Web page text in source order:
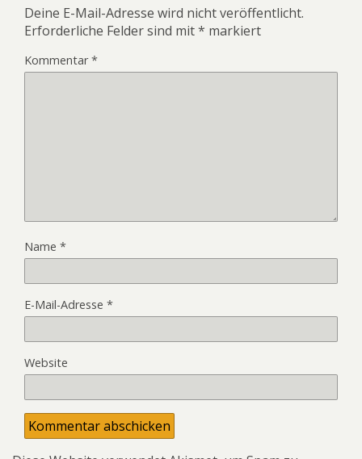
Deine E-Mail-Adresse wird nicht veröffentlicht.
Erforderliche Felder sind mit* markiert
Kommentar*
Name *
E-Mail-Adresse *
Website